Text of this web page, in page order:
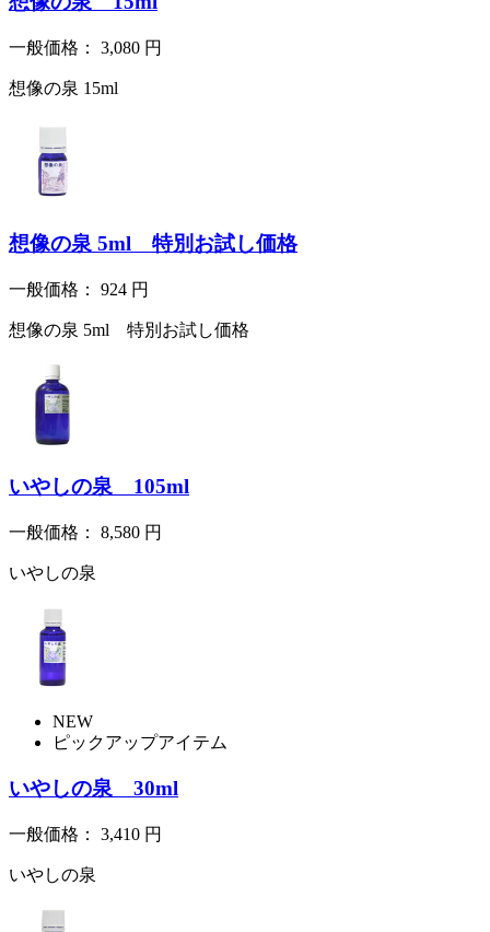
一般価格： 3,080 円
想像の泉 15ml
想像の泉 5ml 特別お試し価格
一般価格： 924 円
想像の泉 5ml 特別お試し価格
いやしの泉 105ml
一般価格： 8,580 円
いやしの泉
NEW
ピックアップアイテム
いやしの泉 30ml
一般価格： 3,410 円
いやしの泉